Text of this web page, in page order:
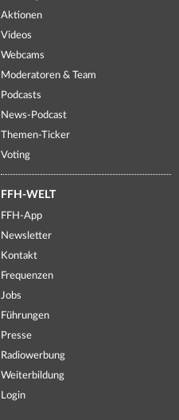
Aktionen
Videos
Webcams
Moderatoren & Team
Podcasts
News-Podcast
Themen-Ticker
Voting
FFH-WELT
FFH-App
Newsletter
Kontakt
Frequenzen
Jobs
Führungen
Presse
Radiowerbung
Weiterbildung
Login